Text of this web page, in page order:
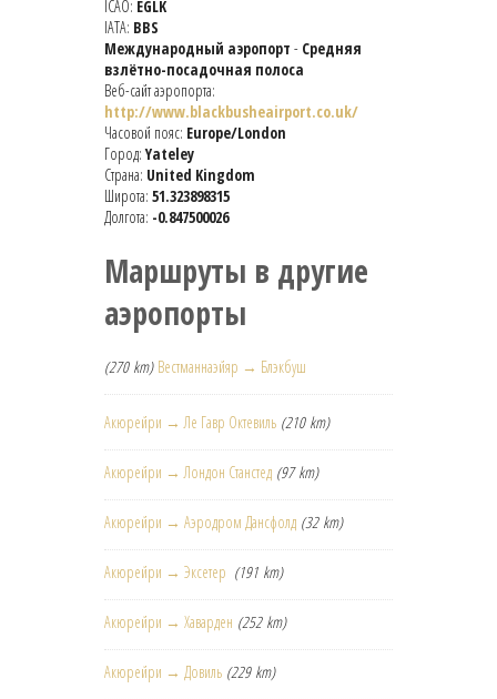
ICAO: EGLK
IATA: BBS
Международный аэропорт - Средняя
взлётно-посадочная полоса
Веб-сайт аэропорта:
http://www.blackbusheairport.co.uk/
Часовой пояс: Europe/London
Город:Yateley
Страна: United Kingdom
Широта: 51.323898315
Долгота: -0.847500026
Маршруты в другие
аэропорты
(270 km) Вестманнаэйяр → Блэкбуш
Акюрейри → Ле Гавр Октевиль (210 km)
Акюрейри → Лондон Станстед (97 km)
Акюрейри → Аэродром Дансфолд (32 km)
Акюрейри → Эксетер (191 km)
Акюрейри → Хаварден (252 km)
Акюрейри → Довиль (229 km)